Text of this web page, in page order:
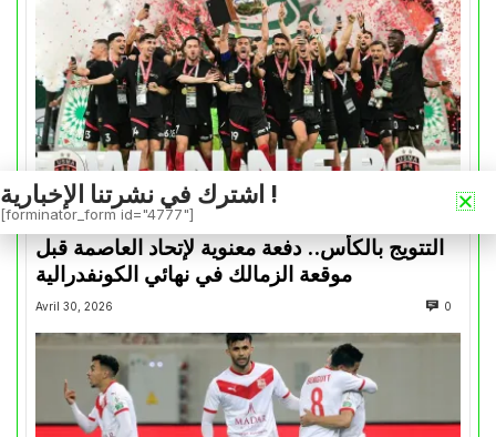
كأس الكونفدرالية
التتويج بالكأس.. دفعة معنوية لإتحاد العاصمة قبل
موقعة الزمالك في نهائي الكونفدرالية
Avril 30, 2026 0
اشترك في نشرتنا الإخبارية !
[forminator_form id="4777"]